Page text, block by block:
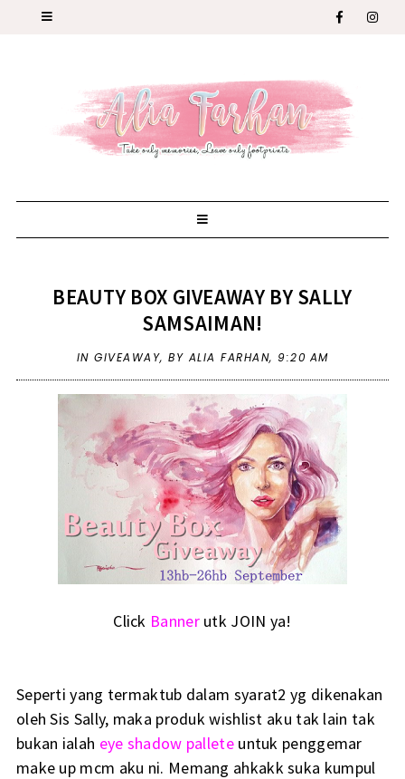
BEAUTY BOX GIVEAWAY BY SALLY
SAMSAIMAN!
IN GIVEAWAY, BY ALIA FARHAN, 9:20 AM
Click Bannerutk JOIN ya!
Seperti yang termaktub dalam syarat2 yg dikenakan
oleh Sis Sally, maka produk wishlist aku tak lain tak
bukan ialah eye shadow palleteuntuk penggemar
make up mcm aku ni. Memang ahkakk suka kumpul